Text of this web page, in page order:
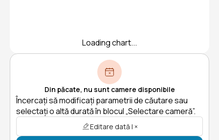
Loading chart...
Din păcate, nu sunt camere disponibile
Încercați să modificați parametrii de căutare sau
selectați o altă durată în blocul „Selectare cameră”.
Editare dată | ×